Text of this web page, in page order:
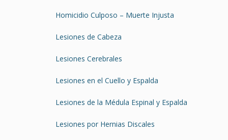
Homicidio Culposo – Muerte Injusta
Lesiones de Cabeza
Lesiones Cerebrales
Lesiones en el Cuello y Espalda
Lesiones de la Médula Espinal y Espalda
Lesiones por Hernias Discales